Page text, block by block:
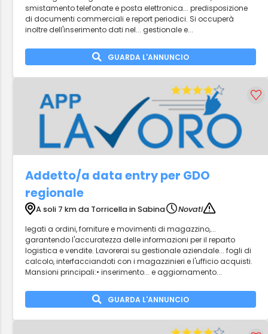
smistamento telefonate e posta elettronica... predisposizione
di documenti commerciali e report periodici. Si occuperà
inoltre dell'inserimento dati nel... gestionale e...
GUARDA L'ANNUNCIO
Addetto/a data entry per GDO
regionale
A soli 7 km da Torricella in Sabina
Novati
legati a ordini, forniture e movimenti di magazzino,...
garantendo l'accuratezza delle informazioni per il reparto
logistica e vendite. Lavorerai su gestionale aziendale... fogli di
calcolo, interfacciandoti con i magazzinieri e l'ufficio acquisti.
Mansioni principali:• inserimento... e aggiornamento...
GUARDA L'ANNUNCIO